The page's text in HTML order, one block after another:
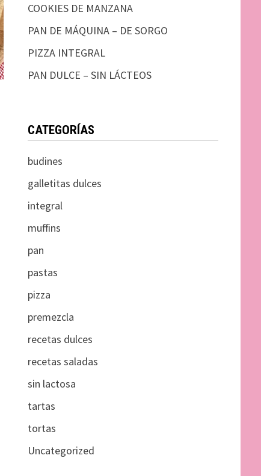
COOKIES DE MANZANA
PAN DE MÁQUINA – DE SORGO
PIZZA INTEGRAL
PAN DULCE – SIN LÁCTEOS
CATEGORÍAS
budines
galletitas dulces
integral
muffins
pan
pastas
pizza
premezcla
recetas dulces
recetas saladas
sin lactosa
tartas
tortas
Uncategorized